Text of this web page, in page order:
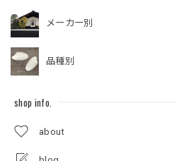
メーカー別
品種別
shop info.
about